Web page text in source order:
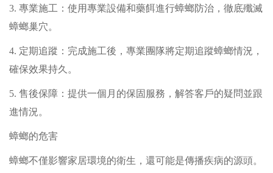
3. 專業施工：使用專業設備和藥餌進行蟑螂防治，徹底殲滅
蟑螂巢穴。
4. 定期追蹤：完成施工後，專業團隊將定期追蹤蟑螂情況，
確保效果持久。
5. 售後保障：提供一個月的保固服務，解答客戶的疑問並跟
進情況。
蟑螂的危害
蟑螂不僅影響家居環境的衛生，還可能是傳播疾病的源頭。